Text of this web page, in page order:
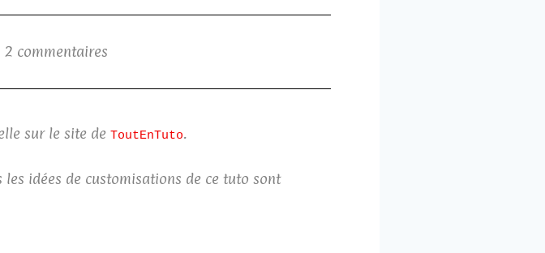
2 commentaires
sur le site de ToutEnTuto.
idées de customisations de ce tuto sont